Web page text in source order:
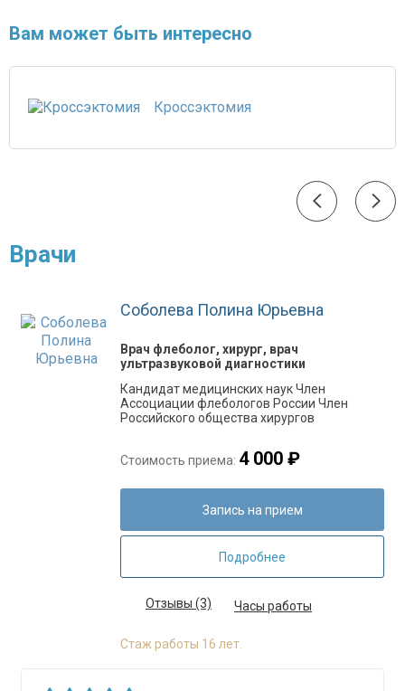
Вам может быть интересно
Кроссэктомия
Врачи
Соболева Полина Юрьевна
Врач флеболог, хирург, врач
ультразвуковой диагностики
Кандидат медицинских наук Член
Ассоциации флебологов России Член
Российского общества хирургов
Стоимость приема: 4 000 ₽
Запись на прием
Подробнее
Отзывы (3) Часы работы
Стаж работы 16 лет.